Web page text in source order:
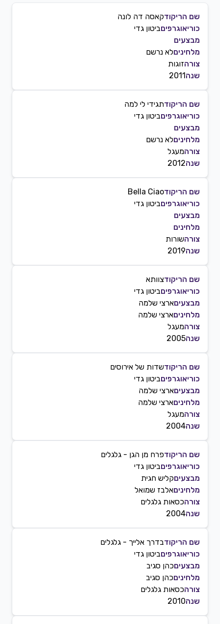
שם הריקודקאסה דה לונה
כוריאוגרפיםביטון גדי
מבצעים
מלחיניםלא נרשם
צורהזוגות
שנה2011
שם הריקודתגידי לי למה
כוריאוגרפיםביטון גדי
מבצעים
מלחיניםלא נרשם
צורהמעגל
שנה2012
שם הריקודBella Ciao
כוריאוגרפיםביטון גדי
מבצעים
מלחינים
צורהשורות
שנה2019
שם הריקודצוותא
כוריאוגרפיםביטון גדי
מבצעיםארצי שלמה
מלחיניםארצי שלמה
צורהמעגל
שנה2005
שם הריקודשדות של אירוסים
כוריאוגרפיםביטון גדי
מבצעיםארצי שלמה
מלחיניםארצי שלמה
צורהמעגל
שנה2004
שם הריקודפרח מן הגן - גלגלים
כוריאוגרפיםביטון גדי
מבצעיםקליש חגית
מלחיניםאלבז שמואל
צורהכסאות גלגלים
שנה2004
שם הריקודבדרך אלייך - גלגלים
כוריאוגרפיםביטון גדי
מבצעיםכהן סגיב
מלחיניםכהן סגיב
צורהכסאות גלגלים
שנה2010